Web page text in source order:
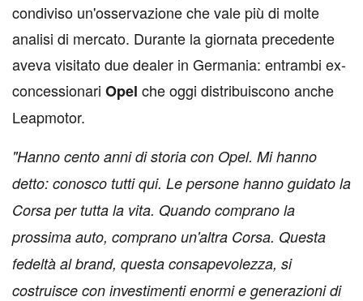
condiviso un'osservazione che vale più di molte
analisi di mercato. Durante la giornata precedente
aveva visitato due dealer in Germania: entrambi ex-
concessionari Opel che oggi distribuiscono anche
Leapmotor.
"Hanno cento anni di storia con Opel. Mi hanno
detto: conosco tutti qui. Le persone hanno guidato la
Corsa per tutta la vita. Quando comprano la
prossima auto, comprano un'altra Corsa. Questa
fedeltà al brand, questa consapevolezza, si
costruisce con investimenti enormi e generazioni di